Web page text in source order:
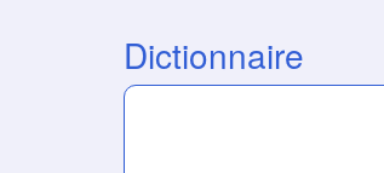
Dictionnaire